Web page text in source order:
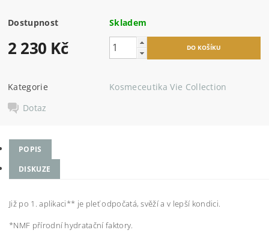
Dostupnost Skladem
2 230 Kč
Kategorie
Kosmeceutika Vie Collection
Dotaz
POPIS
DISKUZE
Již po 1. aplikaci** je pleť odpočatá, svěží a v lepší kondici.
*NMF přírodní hydratační faktory.